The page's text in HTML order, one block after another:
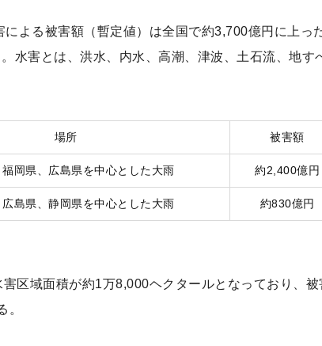
よる被害額（暫定値）は全国で約3,700億円に上った
水害とは、洪水、内水、高潮、津波、土石流、地す
場所 被害額
岡県、広島県を中心とした大雨 約2,400億円
島県、静岡県を中心とした大雨 約830億円
区域面積が約1万8,000ヘクタールとなっており、被
。